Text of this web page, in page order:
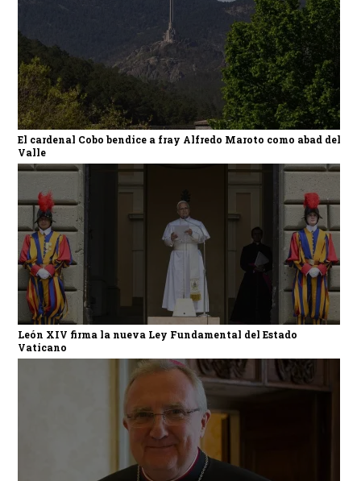
El cardenal Cobo bendice a fray Alfredo Maroto como abad del
Valle
León XIV firma la nueva Ley Fundamental del Estado
Vaticano